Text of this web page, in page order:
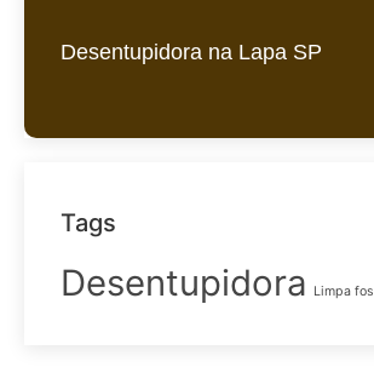
Desentupidora na Lapa SP
Tags
Desentupidora Limpa